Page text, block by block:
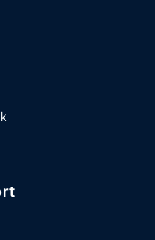
között.
biztosított a